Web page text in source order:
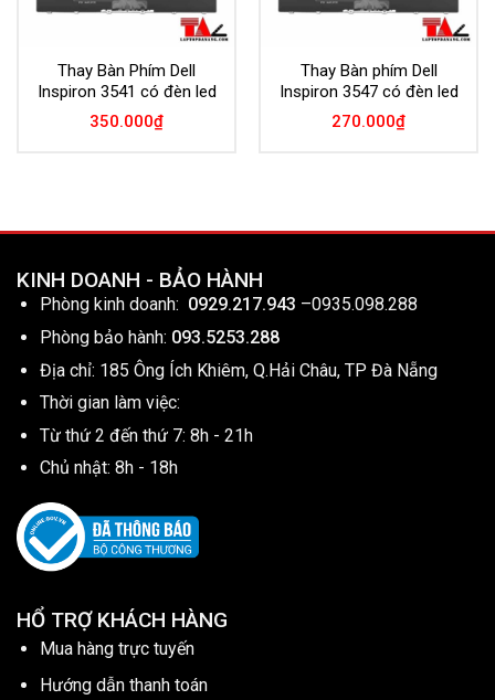
Thay Bàn Phím Dell
Inspiron 3541 có đèn led
350.000₫
Thay Bàn phím Dell
Inspiron 3547 có đèn led
270.000₫
KINH DOANH - BẢO HÀNH
Phòng kinh doanh: 0929.217.943 –0935.098.288
Phòng bảo hành: 093.5253.288
Địa chỉ: 185 Ông Ích Khiêm, Q.Hải Châu, TP Đà Nẵng
Thời gian làm việc:
Từ thứ 2 đến thứ 7: 8h - 21h
Chủ nhật: 8h - 18h
HỔ TRỢ KHÁCH HÀNG
Mua hàng trực tuyến
Hướng dẫn thanh toán